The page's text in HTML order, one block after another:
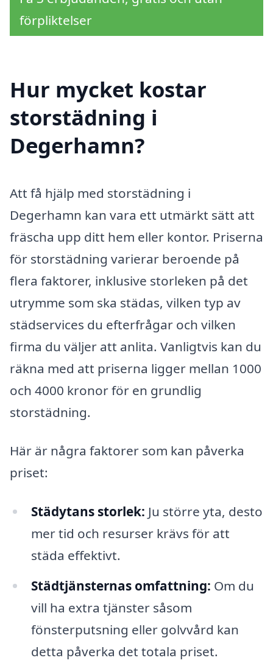
förpliktelser
Hur mycket kostar
storstädning i
Degerhamn?
Att få hjälp med storstädning i
Degerhamn kan vara ett utmärkt sätt att
fräscha upp ditt hem eller kontor. Priserna
för storstädning varierar beroende på
flera faktorer, inklusive storleken på det
utrymme som ska städas, vilken typ av
städservices du efterfrågar och vilken
firma du väljer att anlita. Vanligtvis kan du
räkna med att priserna ligger mellan 1000
och 4000 kronor för en grundlig
storstädning.
Här är några faktorer som kan påverka
priset:
Städytans storlek: Ju större yta, desto
mer tid och resurser krävs för att
städa effektivt.
Städtjänsternas omfattning: Om du
vill ha extra tjänster såsom
fönsterputsning eller golvvård kan
detta påverka det totala priset.